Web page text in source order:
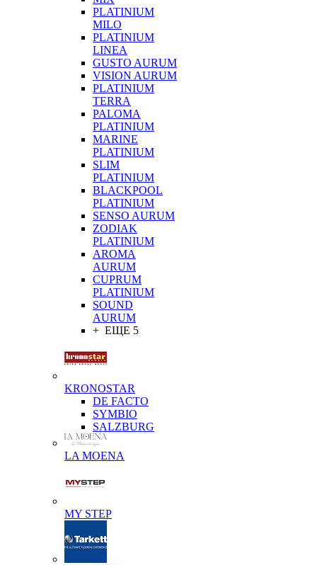
PLATINIUM
MILO
PLATINIUM
LINEA
GUSTO AURUM
VISION AURUM
PLATINIUM
TERRA
PALOMA
PLATINIUM
MARINE
PLATINIUM
SLIM
PLATINIUM
BLACKPOOL
PLATINIUM
SENSO AURUM
ZODIAK
PLATINIUM
AROMA
AURUM
CUPRUM
PLATINIUM
SOUND
AURUM
+ ЕЩЕ 5
KRONOSTAR
DE FACTO
SYMBIO
SALZBURG
LA MOENA
MY STEP